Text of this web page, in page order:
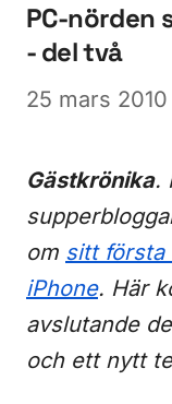
PC-nörden
- del två
25 mars 2010
Gästkrönika.
om sitt första
iPhone. Här
avslutande
och ett nytt